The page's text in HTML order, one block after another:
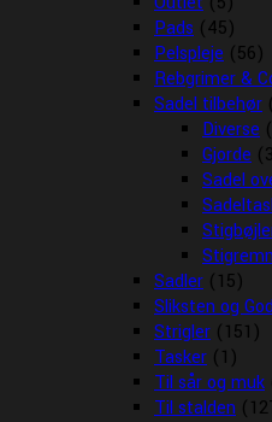
Pads (45)
Pelspleje (56)
Rebgrimer &
Sadel tilbehør
Diverse
Gjorde
Sadel
Sadler (15)
Sliksten og
Strigler (151)
Tasker (1)
Til sår og muk
Til stalden